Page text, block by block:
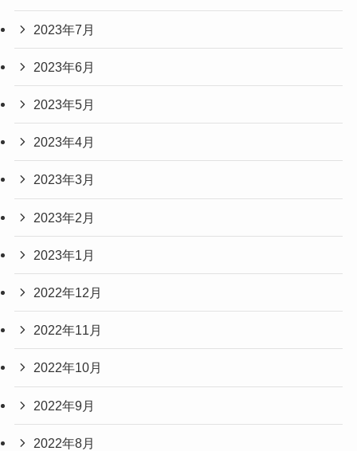
2023年7月
2023年6月
2023年5月
2023年4月
2023年3月
2023年2月
2023年1月
2022年12月
2022年11月
2022年10月
2022年9月
2022年8月